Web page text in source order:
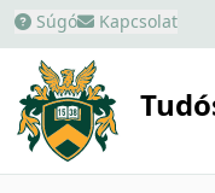
Súgó Kapcsolat